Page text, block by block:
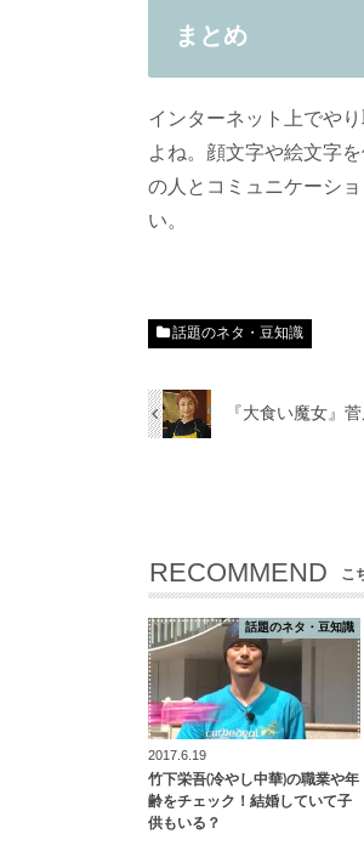
まとめ
インターネット上でや
よね。顔文字や絵文字
の人とコミュニケーシ
い。
話題のネタ・豆知識
『大食い魔女』
RECOMMEND こ
話題のネタ・豆知識
2017.6.19
竹下栄吾(冷やし中華)の職業や年
齢をチェック！結婚していて子
供もいる？